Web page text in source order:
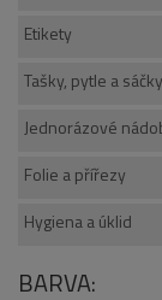
Etikety
Tašky, pytle a sáčky
Jednorázové
Folie a přířezy
Hygiena a úklid
BARVA: